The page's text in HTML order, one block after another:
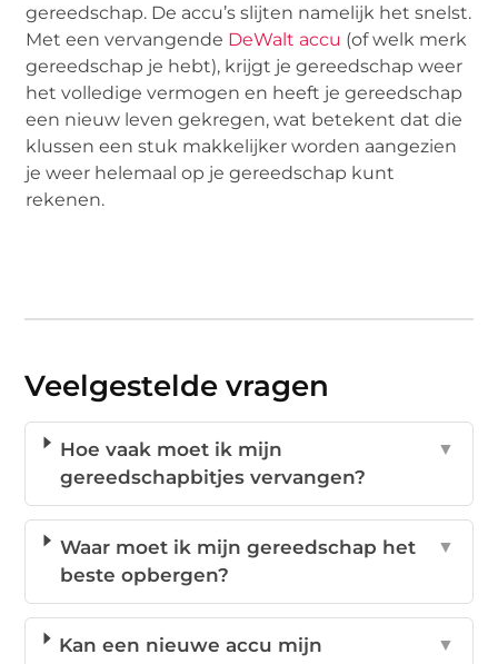
gereedschap. De accu’s slijten namelijk het snelst.
Met een vervangende DeWalt accu (of welk merk
gereedschap je hebt), krijgt je gereedschap weer
het volledige vermogen en heeft je gereedschap
een nieuw leven gekregen, wat betekent dat die
klussen een stuk makkelijker worden aangezien
je weer helemaal op je gereedschap kunt
rekenen.
Veelgestelde vragen
Hoe vaak moet ik mijn
gereedschapbitjes vervangen?
▼
Waar moet ik mijn gereedschap het
beste opbergen?
▼
Kan een nieuwe accu mijn
▼